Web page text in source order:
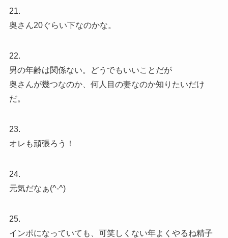
21.
奥さん20ぐらい下なのかな。
22.
男の年齢は関係ない。どうでもいいことだが
奥さんが幾つなのか、何人目の妻なのか知りたいだけ
だ。
23.
オレも頑張ろう！
24.
元気だなぁ(^-^)
25.
インポになっていても、可笑しくない年よくやるね精子